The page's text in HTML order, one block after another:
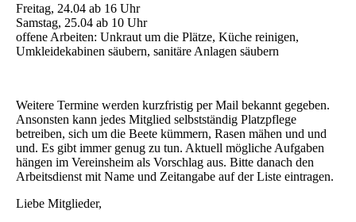
Freitag, 24.04 ab 16 Uhr
Samstag, 25.04 ab 10 Uhr
offene Arbeiten: Unkraut um die Plätze, Küche reinigen,
Umkleidekabinen säubern, sanitäre Anlagen säubern
Weitere Termine werden kurzfristig per Mail bekannt gegeben.
Ansonsten kann jedes Mitglied selbstständig Platzpflege
betreiben, sich um die Beete kümmern, Rasen mähen und und
und. Es gibt immer genug zu tun. Aktuell mögliche Aufgaben
hängen im Vereinsheim als Vorschlag aus. Bitte danach den
Arbeitsdienst mit Name und Zeitangabe auf der Liste eintragen.
Liebe Mitglieder,